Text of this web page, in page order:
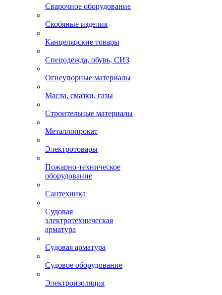
Сварочное оборудование
Скобяные изделия
Канцелярские товары
Спецодежда, обувь, СИЗ
Огнеупорные материалы
Масла, смазки, газы
Строительные материалы
Металлопрокат
Электротовары
Пожарно-техническое
оборудование
Сантехника
Судовая
электротехническая
арматура
Судовая арматура
Судовое оборудование
Электроизоляция